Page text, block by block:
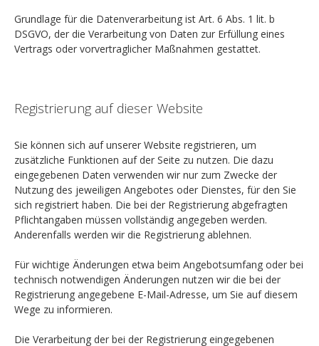
Grundlage für die Datenverarbeitung ist Art. 6 Abs. 1 lit. b
DSGVO, der die Verarbeitung von Daten zur Erfüllung eines
Vertrags oder vorvertraglicher Maßnahmen gestattet.
Registrierung auf dieser Website
Sie können sich auf unserer Website registrieren, um
zusätzliche Funktionen auf der Seite zu nutzen. Die dazu
eingegebenen Daten verwenden wir nur zum Zwecke der
Nutzung des jeweiligen Angebotes oder Dienstes, für den Sie
sich registriert haben. Die bei der Registrierung abgefragten
Pflichtangaben müssen vollständig angegeben werden.
Anderenfalls werden wir die Registrierung ablehnen.
Für wichtige Änderungen etwa beim Angebotsumfang oder bei
technisch notwendigen Änderungen nutzen wir die bei der
Registrierung angegebene E-Mail-Adresse, um Sie auf diesem
Wege zu informieren.
Die Verarbeitung der bei der Registrierung eingegebenen